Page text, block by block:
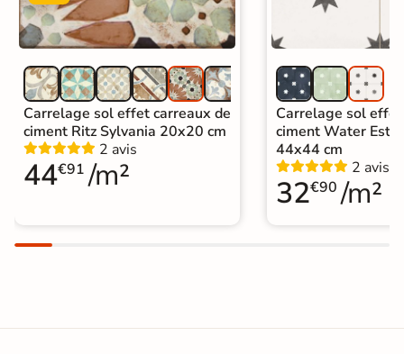
Carrelage sol cuisine
Carrelage salon moderne
Carrelage Chambre| Carrelage WC
Carrelage sol effet carreaux de
ciment Ritz Sylvania 20x20 cm
2 avis
44€91 /m²
Carrelage sol
ciment Water
44x44 cm
2 avis
32€90 /m²